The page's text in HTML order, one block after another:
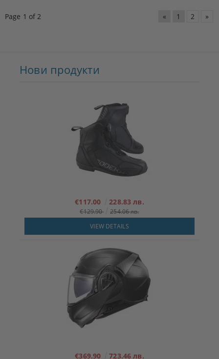
Page 1 of 2 « 1 2 »
Нови продукти
€117.00 228.83 лв.
€129.90
254.06 лв.
VIEW DETAILS
€369.90 723.46 лв.